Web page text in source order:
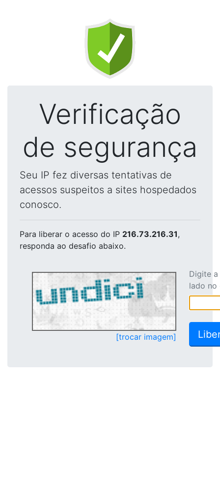
Verificação
de segurança
Seu IP fez diversas tentativas de
acessos suspeitos a sites hospedados
conosco.
Para liberar o acesso do IP 216.73.216.31,
responda ao desafio abaixo.
[trocar imagem]
Digite
lado no